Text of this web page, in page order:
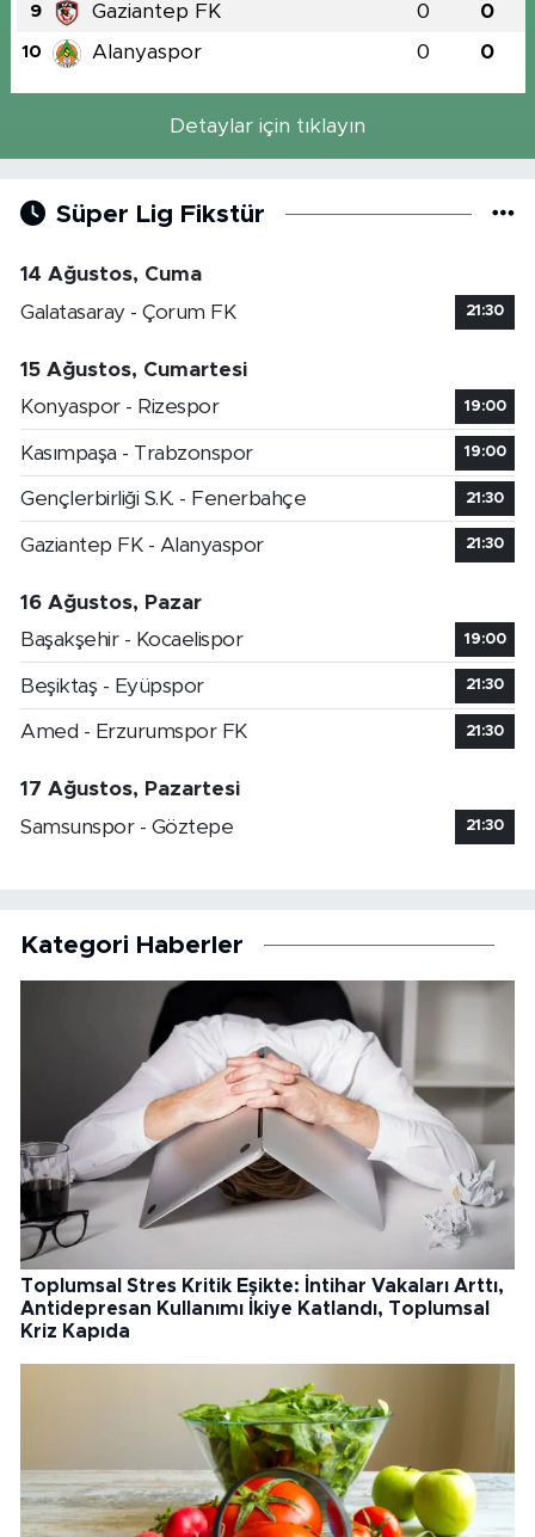
9 Gaziantep FK 0 0
10 Alanyaspor 0 0
Detaylar için tıklayın
Süper Lig Fikstür
14 Ağustos, Cuma
Galatasaray - Çorum FK
21:30
15 Ağustos, Cumartesi
Konyaspor - Rizespor
19:00
Kasımpaşa - Trabzonspor 19:00
Gençlerbirliği S.K. - Fenerbahçe 21:30
Gaziantep FK - Alanyaspor 21:30
16 Ağustos, Pazar
Başakşehir - Kocaelispor
19:00
Beşiktaş - Eyüpspor 21:30
Amed - Erzurumspor FK 21:30
17 Ağustos, Pazartesi
Samsunspor - Göztepe
21:30
Kategori Haberler
Toplumsal Stres Kritik Eşikte: İntihar Vakaları Arttı,
Antidepresan Kullanımı İkiye Katlandı, Toplumsal
Kriz Kapıda